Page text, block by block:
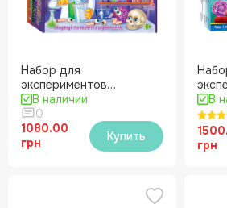
Набор для
экспериментов
«Химические приколы»
В наличии
0
1080.00
грн
Купить
наВ
грн